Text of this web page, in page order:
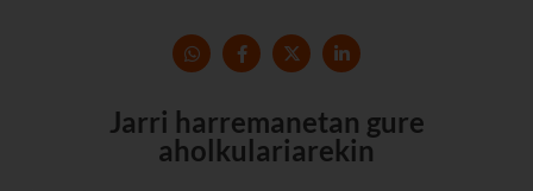
Jarri harremanetan gure
aholkulariarekin